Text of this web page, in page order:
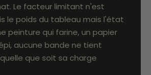
Le facteur limitant n'est
le poids du tableau mais l'état
peinture qui farine, un papier
aucune bande ne tient
que soit sa charge